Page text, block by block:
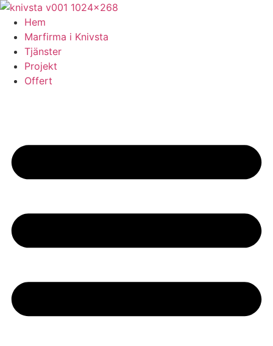
Skip
content
Hem
Marfirma i Knivsta
Tjänster
Projekt
Offert